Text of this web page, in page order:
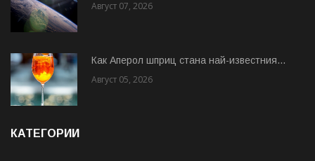
Август 07, 2026
Как Аперол шприц стана най-известния...
Август 05, 2026
КАТЕГОРИИ